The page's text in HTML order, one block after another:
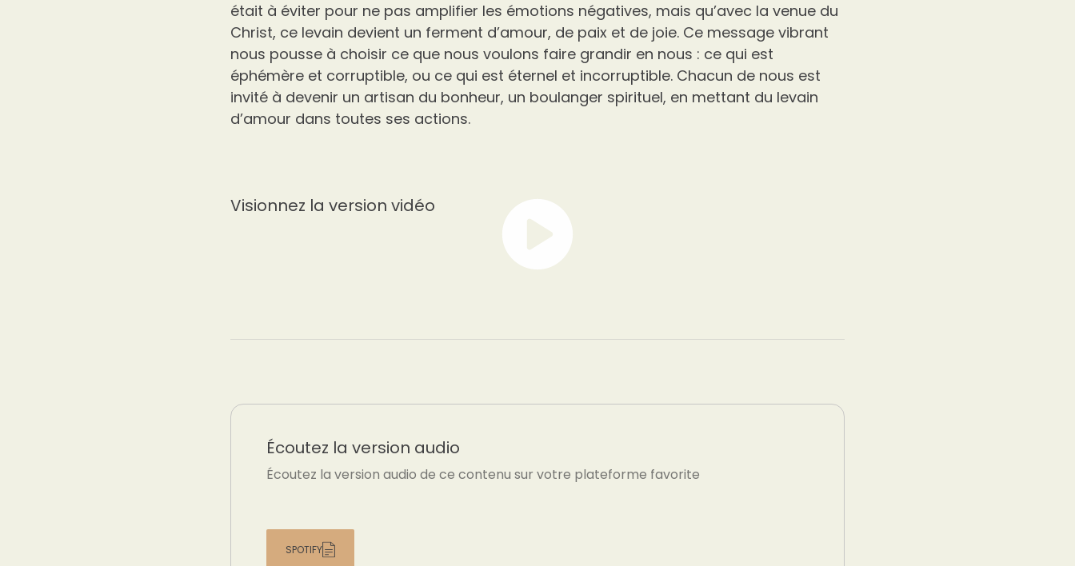
était à éviter pour ne pas amplifier les émotions négatives, mais qu’avec la venue du
Christ, ce levain devient un ferment d’amour, de paix et de joie. Ce message vibrant
nous pousse à choisir ce que nous voulons faire grandir en nous : ce qui est
éphémère et corruptible, ou ce qui est éternel et incorruptible. Chacun de nous est
invité à devenir un artisan du bonheur, un boulanger spirituel, en mettant du levain
d’amour dans toutes ses actions.
Visionnez la version vidéo
Écoutez la version audio
Écoutez la version audio de ce contenu sur votre plateforme favorite
SPOTIFY